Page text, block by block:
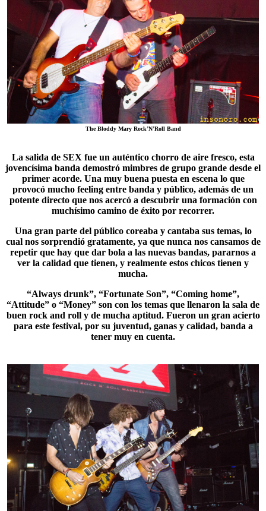
The Bloddy Mary Rock’N’Roll Band
La salida de SEX fue un auténtico chorro de aire fresco, esta
jovencísima banda demostró mimbres de grupo grande desde el
primer acorde. Una muy buena puesta en escena lo que
provocó mucho feeling entre banda y público, además de un
potente directo que nos acercó a descubrir una formación con
muchísimo camino de éxito por recorrer.
Una gran parte del público coreaba y cantaba sus temas, lo
cual nos sorprendió gratamente, ya que nunca nos cansamos de
repetir que hay que dar bola a las nuevas bandas, pararnos a
ver la calidad que tienen, y realmente estos chicos tienen y
mucha.
“Always drunk”, “Fortunate Son”, “Coming home”,
“Attitude” o “Money” son con los temas que llenaron la sala de
buen rock and roll y de mucha aptitud. Fueron un gran acierto
para este festival, por su juventud, ganas y calidad, banda a
tener muy en cuenta.